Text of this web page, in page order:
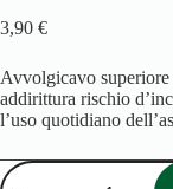
3,90 €
Avvolgicavo
addirittura rischio
l’uso quotidiano
AVVOLGICAVO